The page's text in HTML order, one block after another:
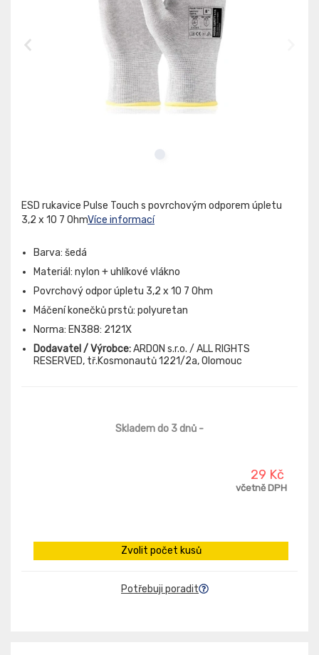
ESD rukavice Pulse Touch s povrchovým odporem úpletu
3,2 x 10 7 OhmVíce informací
Barva: šedá
Materiál: nylon + uhlíkové vlákno
Povrchový odpor úpletu 3,2 x 10 7 Ohm
Máčení konečků prstů: polyuretan
Norma: EN388: 2121X
Dodavatel / Výrobce:ARDON s.r.o. / ALL RIGHTS
RESERVED, tř.Kosmonautů 1221/2a, Olomouc
Skladem do 3 dnů -
29 Kč
včetně DPH
Zvolit počet kusů
Potřebuji poradit